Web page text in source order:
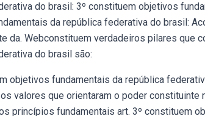
do brasil: 3º constituem objetivos
da república federativa do brasil:
da. Webconstituem verdadeiros pilares que
do brasil são:
objetivos fundamentais da república
valores que orientaram o poder constituinte
princípios fundamentais art. 3º constituem